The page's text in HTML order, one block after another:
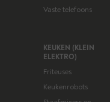
Vaste telefoons
KEUKEN (KLEIN
ELEKTRO)
Friteuses
Keukenrobots